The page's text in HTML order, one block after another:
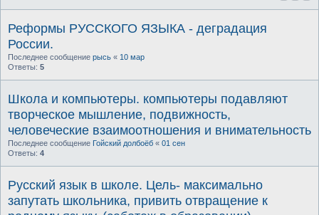
Реформы РУССКОГО ЯЗЫКА - деградация
России.
Последнее сообщение рысь « 10 мар
Ответы: 5
Школа и компьютеры. компьютеры подавляют
творческое мышление, подвижность,
человеческие взаимоотношения и внимательность
Последнее сообщение Гойский долбоёб « 01 сен
Ответы: 4
Русский язык в школе. Цель- максимально
запутать школьника, привить отвращение к